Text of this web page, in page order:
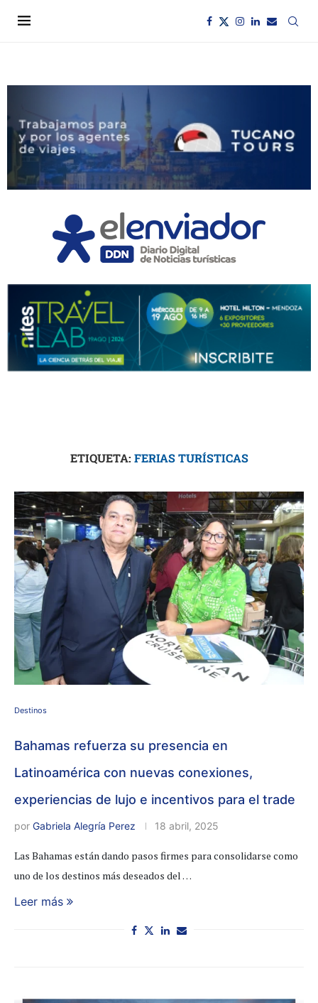
ETIQUETA: FERIAS TURÍSTICAS
Destinos
Bahamas refuerza su presencia en
Latinoamérica con nuevas conexiones,
experiencias de lujo e incentivos para el trade
por Gabriela Alegría Perez 18 abril, 2025
Las Bahamas están dando pasos firmes para consolidarse como
uno de los destinos más deseados del …
Leer más